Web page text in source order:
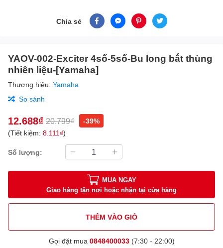
Chia sẻ
YAOV-002-Exciter 4số-5số-Bu long bắt thùng
nhiên liệu-[Yamaha]
Thương hiệu: Yamaha
So sánh
12.688₫ 20.799₫
-39%
(Tiết kiệm: 8.111₫)
Số lượng:
MUA NGAY
Giao hàng tận nơi hoặc nhận tại cửa hàng
THÊM VÀO GIỎ
Gọi đặt mua 0848400033(7:30 - 22:00)